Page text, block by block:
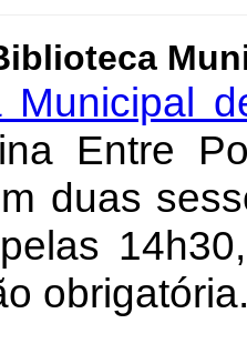
Municipal
Entre
duas